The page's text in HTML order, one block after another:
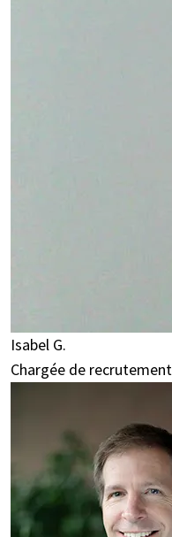
Isabel G.
Chargée de recrutement